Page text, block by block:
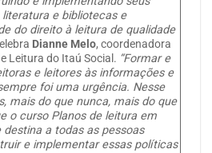
e bibliotecas e
do direito à leitura de qualidade
Dianne Melo, coordenadora
Leitura do Itaú Social. “Formar e
e leitores às informações e
foi uma urgência. Nesse
mais do que nunca, mais do que
o curso Planos de leitura em
a todas as pessoas
e implementar essas políticas